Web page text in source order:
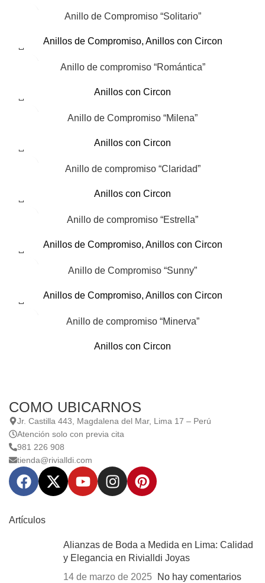
Anillo de Compromiso “Solitario”
Anillos de Compromiso, Anillos con Circon
Anillo de compromiso “Romántica”
Anillos con Circon
Anillo de Compromiso “Milena”
Anillos con Circon
Anillo de compromiso “Claridad”
Anillos con Circon
Anillo de compromiso “Estrella”
Anillos de Compromiso, Anillos con Circon
Anillo de Compromiso “Sunny”
Anillos de Compromiso, Anillos con Circon
Anillo de compromiso “Minerva”
Anillos con Circon
COMO UBICARNOS
Jr. Castilla 443, Magdalena del Mar, Lima 17 – Perú
Atención solo con previa cita
981 226 908
tienda@rivialldi.com
Artículos
Alianzas de Boda a Medida en Lima: Calidad
y Elegancia en Rivialldi Joyas
14 de marzo de 2025
No hay comentarios